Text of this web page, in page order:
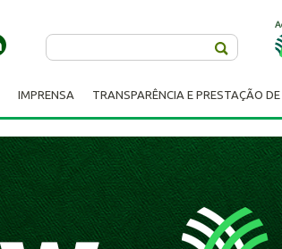
IMPRENSA TRANSPARÊNCIA E PRESTAÇÃO